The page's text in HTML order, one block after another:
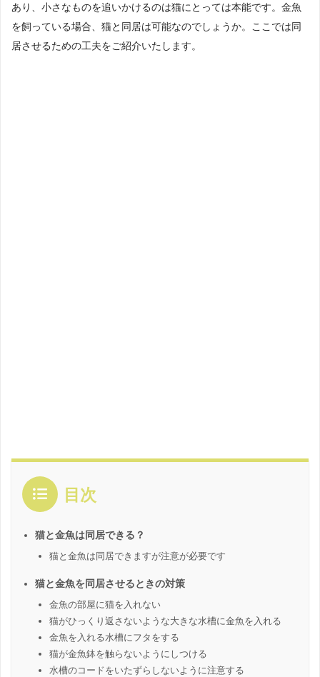
あり、小さなものを追いかけるのは猫にとっては本能です。金魚
を飼っている場合、猫と同居は可能なのでしょうか。ここでは同
居させるための工夫をご紹介いたします。
目次
猫と金魚は同居できる？
猫と金魚は同居できますが注意が必要です
猫と金魚を同居させるときの対策
金魚の部屋に猫を入れない
猫がひっくり返さないような大きな水槽に金魚を入れる
金魚を入れる水槽にフタをする
猫が金魚鉢を触らないようにしつける
水槽のコードをいたずらしないように注意する